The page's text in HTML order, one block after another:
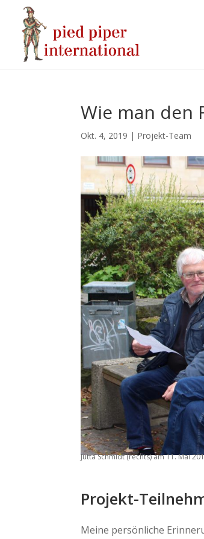
Wie man den
Okt. 4, 2019 | Projekt-Team
Jutta Schmidt (rechts) am 11. Mai
Projekt-
Meine persönliche